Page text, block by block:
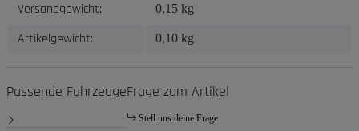
Versandgewicht: 0,15 kg
Artikelgewicht: 0,10 kg
Passende FahrzeugeFrage zum Artikel
Stell uns deine Frage